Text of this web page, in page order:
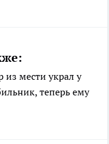
из мести украл у
теперь ему